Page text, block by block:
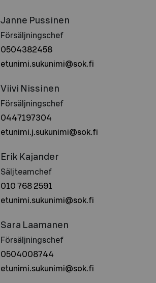
Janne Pussinen
Försäljningschef
0504382458
etunimi.sukunimi@sok.fi
Viivi Nissinen
Försäljningschef
0447197304
etunimi.j.sukunimi@sok.fi
Erik Kajander
Säljteamchef
010 768 2591
etunimi.sukunimi@sok.fi
Sara Laamanen
Försäljningschef
0504008744
etunimi.sukunimi@sok.fi